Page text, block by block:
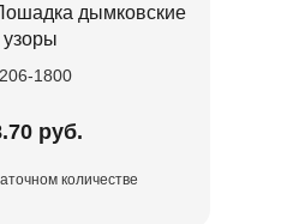
дымковские
узоры
1800
руб.
количестве